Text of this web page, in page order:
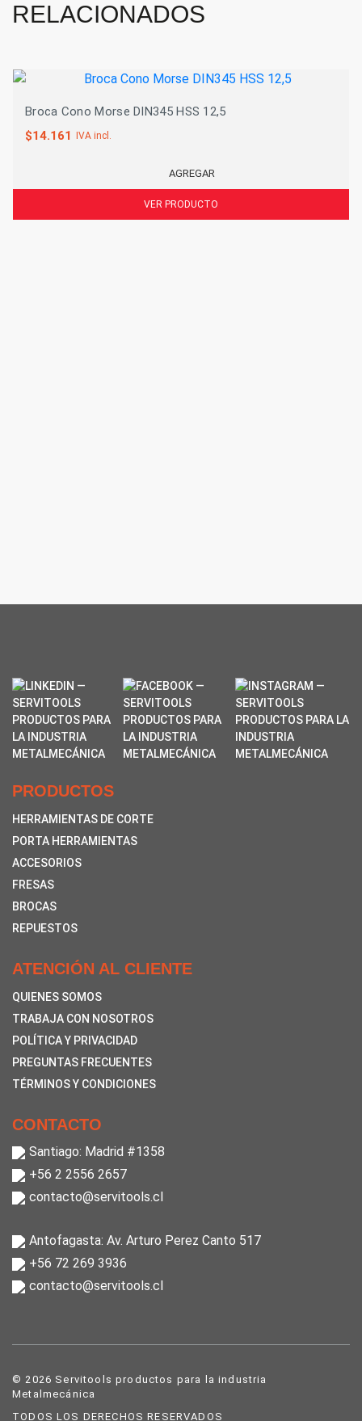
RELACIONADOS
Broca Cono Morse DIN345 HSS 12,5
$14.161 IVA incl.
AGREGAR
VER PRODUCTO
PRODUCTOS
HERRAMIENTAS DE CORTE
PORTA HERRAMIENTAS
ACCESORIOS
FRESAS
BROCAS
REPUESTOS
ATENCIÓN AL CLIENTE
QUIENES SOMOS
TRABAJA CON NOSOTROS
POLÍTICA Y PRIVACIDAD
PREGUNTAS FRECUENTES
TÉRMINOS Y CONDICIONES
CONTACTO
Santiago: Madrid #1358
+56 2 2556 2657
contacto@servitools.cl
Antofagasta: Av. Arturo Perez Canto 517
+56 72 269 3936
contacto@servitools.cl
© 2026 Servitools productos para la industria
Metalmecánica
TODOS LOS DERECHOS RESERVADOS